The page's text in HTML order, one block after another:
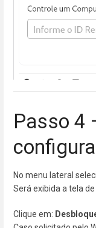
Passo 4
No menu lateral
Será exibida a tela
Clique em: